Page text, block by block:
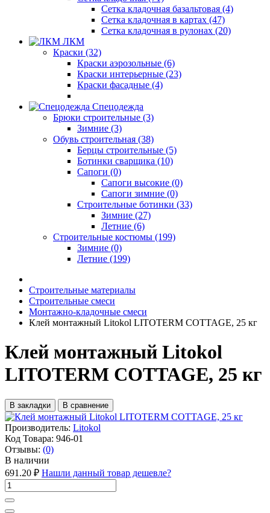
Сетка кладочная базальтовая (4)
Сетка кладочная в картах (47)
Сетка кладочная в рулонах (20)
ЛКМ
Краски (32)
Краски аэрозольные (6)
Краски интерьерные (23)
Краски фасадные (4)
Спецодежда
Брюки строительные (3)
Зимние (3)
Обувь строительная (38)
Берцы строительные (5)
Ботинки сварщика (10)
Сапоги (0)
Сапоги высокие (0)
Сапоги зимние (0)
Строительные ботинки (33)
Зимние (27)
Летние (6)
Строительные костюмы (199)
Зимние (0)
Летние (199)
Строительные материалы
Строительные смеси
Монтажно-кладочные смеси
Клей монтажный Litokol LITOTERM COTTAGE, 25 кг
Клей монтажный Litokol
LITOTERM COTTAGE, 25 кг
В закладки В сравнение
Производитель: Litokol
Код Товара: 946-01
Отзывы: (0)
В наличии
691.20 ₽ Нашли данный товар дешевле?